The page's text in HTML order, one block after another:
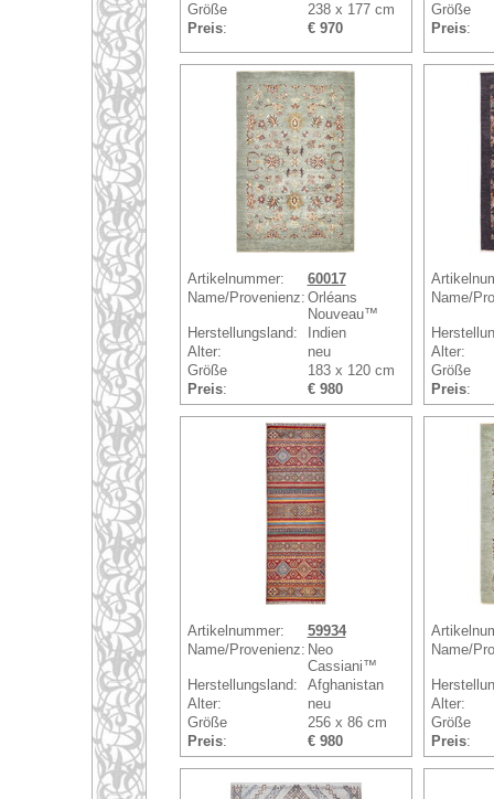
Größe
238 x 177 cm
Preis: € 970
Größe
Preis:
Artikelnummer:
60017
Name/Provenienz: Orléans
Nouveau™
Herstellungsland:
Indien
Alter:
neu
Größe
183 x 120 cm
Preis: € 980
Name/
Alter:
Größe
Preis:
Artikelnummer:
59934
Name/Provenienz: Neo
Cassiani™
Herstellungsland:
Afghanistan
Alter:
neu
Größe
256 x 86 cm
Preis: € 980
Name/
Alter:
Größe
Preis: